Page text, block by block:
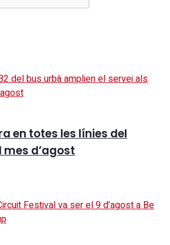
en totes les línies del
mes d’agost